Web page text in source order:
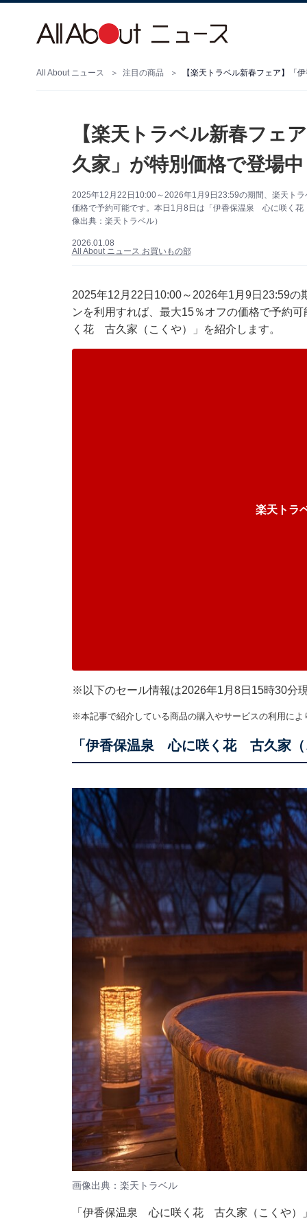
All About ニュース 注目の商品 【楽天トラベル新春フェア】「
【楽天トラベル新春フェ
久家」が特別価格で登場中
2025年12月22日10:00～2026年1月9日23:59の期間、楽天ト
価格で予約可能です。本日1月8日は「伊香保温泉 心に咲く
像出典：楽天トラベル）
2026.01.08
All About ニュース お買いもの部
2025年12月22日10:00～2026年1月9日23:59
ンを利用すれば、最大15％オフの価格で予約
く花 古久家（こくや）」を紹介します。
楽天トラ
※以下のセール情報は2026年1月8日15時30分
※本記事で紹介している商品の購入やサービスの利用に
「伊香保温泉 心に咲く花 古久家（
画像出典：楽天トラベル
「伊香保温泉 心に咲く花 古久家（こくや）